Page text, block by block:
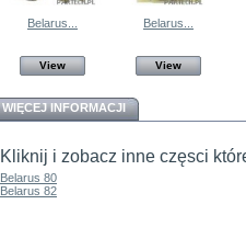
Belarus...
View
Belarus...
View
WIĘCEJ INFORMACJI
Kliknij i zobacz inne częsci
Belarus 80
Belarus 82